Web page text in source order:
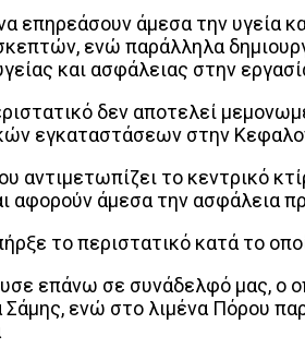
επηρεάσουν άμεσα την υγεία
ενώ παράλληλα
και ασφάλειας στην
δεν αποτελεί
εγκαταστάσεων στην
αντιμετωπίζει το κεντρικό
αφορούν άμεσα την ασφάλεια
το περιστατικό κατά το
επάνω σε συνάδελφό μας, ο
ενώ στο λιμένα Πόρου